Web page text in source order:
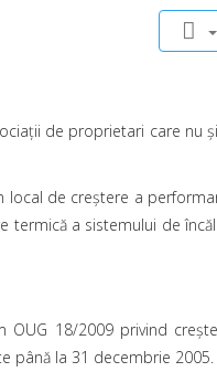
de proprietari care nu
local de creștere a
termică a sistemului de
18/2009 privind
până la 31 decembrie 2005.